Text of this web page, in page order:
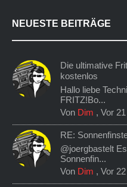
NEUESTE BEITRÄGE
Die ultimative
kostenlos
Hallo liebe
FRITZ!Bo...
Von Dim ,Vor
RE:
@joergbastelt
Sonnenfin...
Von Dim ,Vor